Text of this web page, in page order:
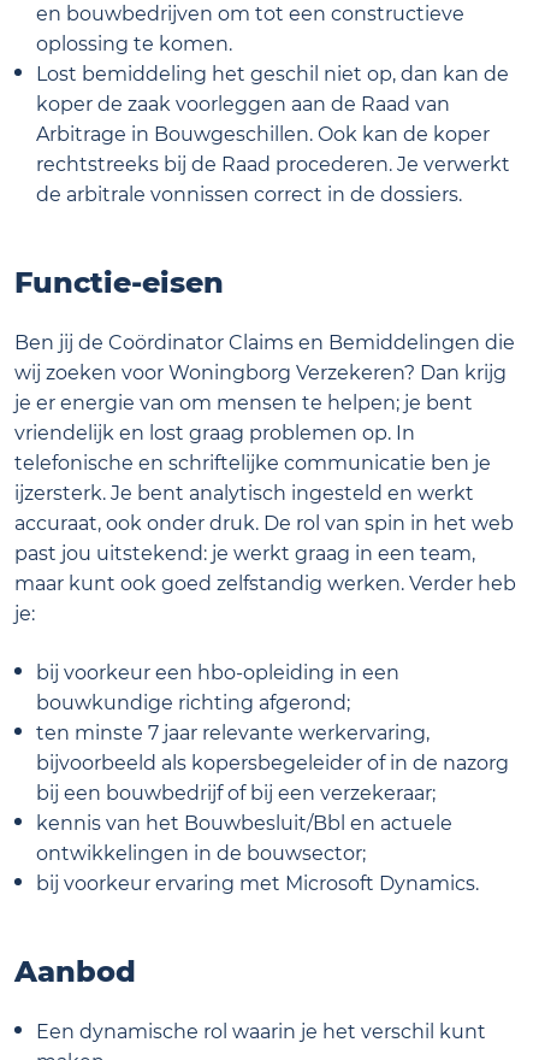
en bouwbedrijven om tot een constructieve
oplossing te komen.
Lost bemiddeling het geschil niet op, dan kan de
koper de zaak voorleggen aan de Raad van
Arbitrage in Bouwgeschillen. Ook kan de koper
rechtstreeks bij de Raad procederen. Je verwerkt
de arbitrale vonnissen correct in de dossiers.
Functie-eisen
Ben jij de Coördinator Claims en Bemiddelingen die
wij zoeken voor Woningborg Verzekeren? Dan krijg
je er energie van om mensen te helpen; je bent
vriendelijk en lost graag problemen op. In
telefonische en schriftelijke communicatie ben je
ijzersterk. Je bent analytisch ingesteld en werkt
accuraat, ook onder druk. De rol van spin in het web
past jou uitstekend: je werkt graag in een team,
maar kunt ook goed zelfstandig werken. Verder heb
je:
bij voorkeur een hbo-opleiding in een
bouwkundige richting afgerond;
ten minste 7 jaar relevante werkervaring,
bijvoorbeeld als kopersbegeleider of in de nazorg
bij een bouwbedrijf of bij een verzekeraar;
kennis van het Bouwbesluit/Bbl en actuele
ontwikkelingen in de bouwsector;
bij voorkeur ervaring met Microsoft Dynamics.
Aanbod
Een dynamische rol waarin je het verschil kunt